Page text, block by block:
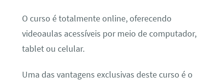
O curso é totalmente online, oferecendo
videoaulas acessíveis por meio de computador,
tablet ou celular.
Uma das vantagens exclusivas deste curso é o